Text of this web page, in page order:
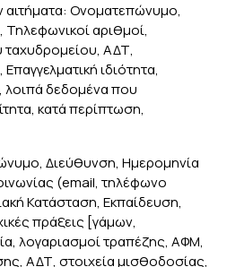
αιτήματα: Ονοματεπώνυμο,
αριθμοί,
ταχυδρομείου, ΑΔΤ,
ιδιότητα,
λοιπά δεδομένα που
κατά περίπτωση,
Διεύθυνση, Ημερομηνία
(email, τηλέφωνο
Κατάσταση, Εκπαίδευση,
πράξεις [γάμων,
λογαριασμοί τραπέζης, ΑΦΜ,
ΑΔΤ, στοιχεία μισθοδοσίας,